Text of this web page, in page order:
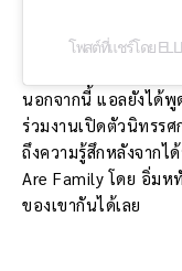
โพสต์ที่แชร์โดย
นอกจากนี้ แอลยังได้พู
ร่วมงานเปิดตัวนิทรรศก
ถึงความรู้สึกหลังจากไ
Are Family โดย อิ่ม
ของเขากันได้เลย